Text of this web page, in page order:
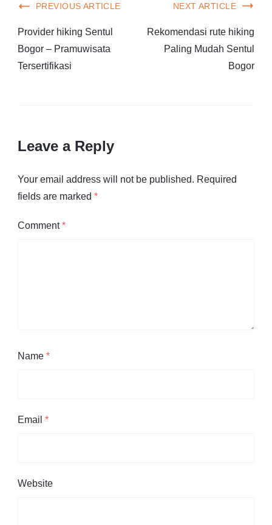
PREVIOUS ARTICLE
Provider hiking Sentul
Bogor – Pramuwisata
Tersertifikasi
NEXT ARTICLE
Rekomendasi rute hiking
Paling Mudah Sentul
Bogor
Leave a Reply
Your email address will not be published. Required
fields are marked *
Comment*
Name *
Email *
Website